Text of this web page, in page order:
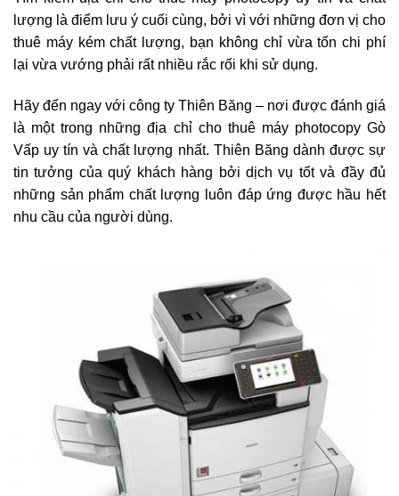
lượng là điểm lưu ý cuối cùng, bởi vì với những đơn vị cho
thuê máy kém chất lượng, bạn không chỉ vừa tốn chi phí
lại vừa vướng phải rất nhiều rắc rối khi sử dụng.
Hãy đến ngay với công ty Thiên Băng – nơi được đánh giá
là một trong những địa chỉ cho thuê máy photocopy Gò
Vấp uy tín và chất lượng nhất. Thiên Băng dành được sự
tin tưởng của quý khách hàng bởi dịch vụ tốt và đầy đủ
những sản phẩm chất lượng luôn đáp ứng được hầu hết
nhu cầu của người dùng.